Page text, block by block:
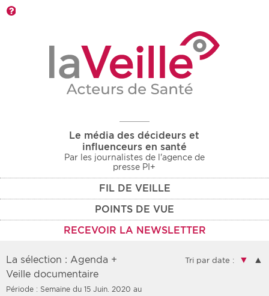
Le média des décideurs et
influenceurs en santé
Par les journalistes de l'agence de
presse PI+
FIL DE VEILLE
POINTS DE VUE
RECEVOIR LA NEWSLETTER
La sélection : Agenda +
Veille documentaire
Période : Semaine du 15 Juin. 2020 au
Tri par date : ▼ ▲